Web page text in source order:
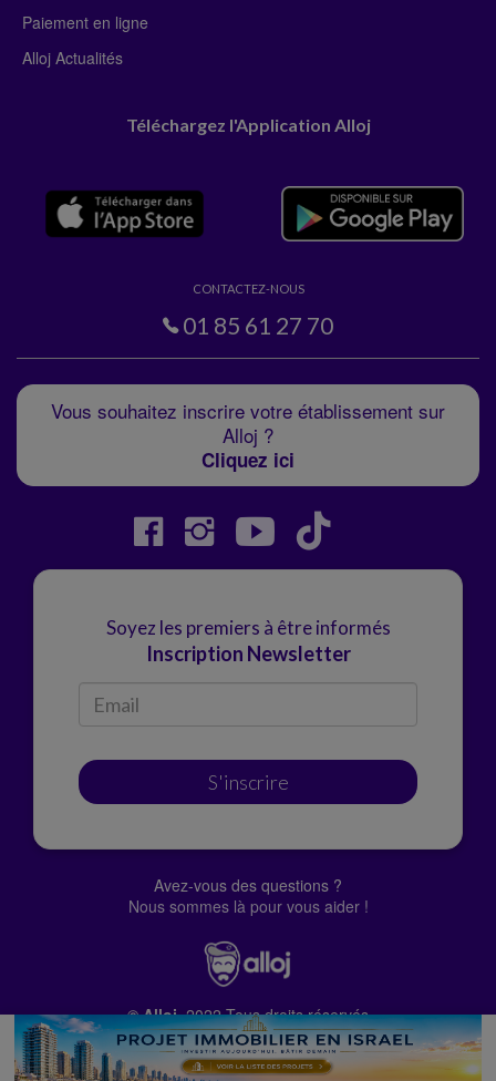
Paiement en ligne
Alloj Actualités
Téléchargez l'Application Alloj
CONTACTEZ-NOUS
01 85 61 27 70
Vous souhaitez inscrire votre établissement sur
Alloj ?
Cliquez ici
Soyez les premiers à être informés
Inscription Newsletter
S'inscrire
Avez-vous des questions ?
Nous sommes là pour vous aider !
© Alloj.2022 Tous droits réservés